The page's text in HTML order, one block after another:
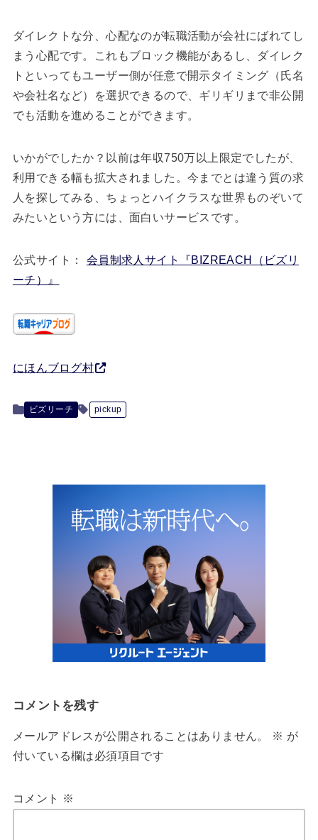
ダイレクトな分、心配なのが転職活動が会社にばれてし
まう心配です。これもブロック機能があるし、ダイレク
トといってもユーザー側が任意で開示タイミング（氏名
や会社名など）を選択できるので、ギリギリまで非公開
でも活動を進めることができます。
いかがでしたか？以前は年収750万以上限定でしたが、
利用できる幅も拡大されました。今までとは違う質の求
人を探してみる、ちょっとハイクラスな世界ものぞいて
みたいという方には、面白いサービスです。
公式サイト： 会員制求人サイト『BIZREACH（ビズリ
ーチ）』
にほんブログ村
ビズリーチ pickup
コメントを残す
メールアドレスが公開されることはありません。 ※ が
付いている欄は必須項目です
コメント ※